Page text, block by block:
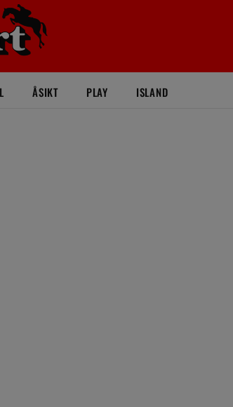
ÅSIKT PLAY ISLAND